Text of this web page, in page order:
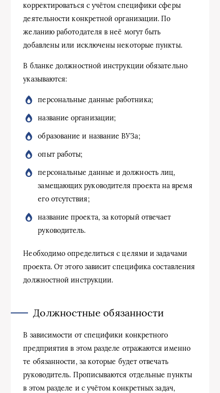
корректироваться с учётом специфики сферы
деятельности конкретной организации. По
желанию работодателя в неё могут быть
добавлены или исключены некоторые пункты.
В бланке должностной инструкции обязательно
указываются:
персональные данные работника;
название организации;
образование и название ВУЗа;
опыт работы;
персональные данные и должность лиц,
замещающих руководителя проекта на время
его отсутствия;
название проекта, за который отвечает
руководитель.
Необходимо определиться с целями и задачами
проекта. От этого зависит специфика составления
должностной инструкции.
Должностные обязанности
В зависимости от специфики конкретного
предприятия в этом разделе отражаются именно
те обязанности, за которые будет отвечать
руководитель. Прописываются отдельные пункты
в этом разделе и с учётом конкретных задач,